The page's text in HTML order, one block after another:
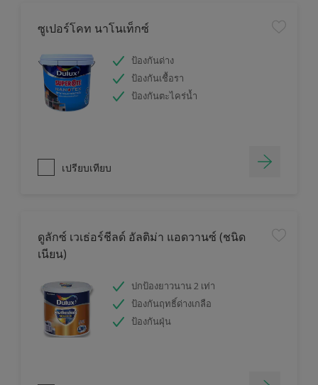
ซูเปอร์โคท นาโนเท็กซ์
ป้องกันด่าง
ป้องกันเชื้อรา
ป้องกันตะไคร่น้ำ
เปรียบเทียบ
ดูลักซ์ เวเธ่อร์ชีลด์ อัลติม่า แอดวานซ์ (ชนิด
เนียน)
ปกป้องยาวนาน 2 เท่า
ป้องกันฤทธิ์ด่างเกลือ
ป้องกันฝุ่น